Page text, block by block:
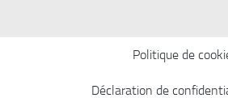
Politique de
Déclaration de